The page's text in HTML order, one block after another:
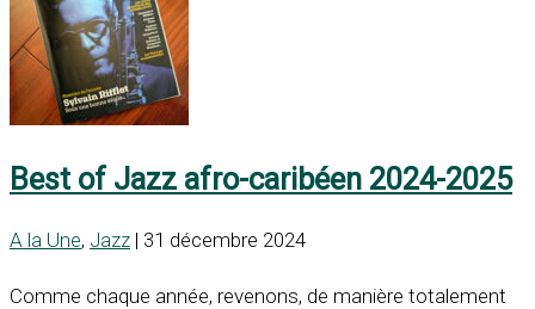
Best of Jazz afro-caribéen 2024-2025
A la Une, Jazz | 31 décembre 2024
Comme chaque année, revenons, de manière totalement